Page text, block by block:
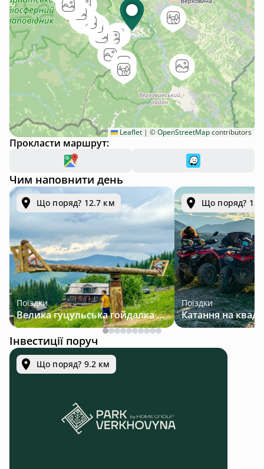
Leaflet | ©OpenStreetMapcontributors
Прокласти маршрут:
Чим наповнити день
Що поряд? 12.7 км
Поїздки
Велика гуцульська гойдалка — джип-тур у Карпатах
Що поряд?
Поїздки
Інвестиції поруч
Що поряд? 9.2 км